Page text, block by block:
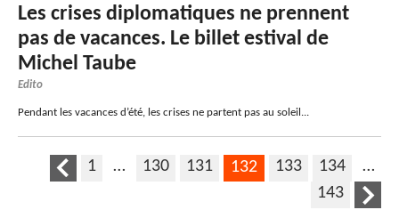
Les crises diplomatiques ne prennent
pas de vacances. Le billet estival de
Michel Taube
Edito
Pendant les vacances d’été, les crises ne partent pas au soleil...
1 … 130 131 132 133 134
…
143